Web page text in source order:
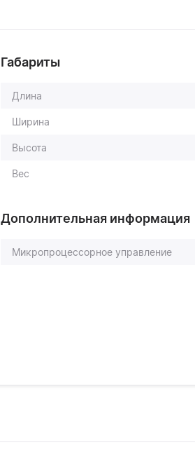
Габариты
Длина
Ширина
Высота
Вес
Дополнительная информация
Микропроцессорное управление